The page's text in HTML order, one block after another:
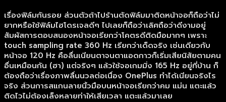
เรื่องฟิล์มกันรอย ส่วนตัวถ้าไปร้านตัดฟิล์มมาติดหน้าจอก็ถือว่าไม่
ยากหรือใช้ฟิล์มไฮโดรเจลดีๆ ไปเลยก็ถือว่าเลิศถือว่าดีงามอยู่
สัมผัสการตอบสนองหน้าจอเรียกว่าโคตรดีติดมือมากๆ เพราะ
touch sampling rate 360 Hz เรียกว่าเด็ดจริง เช่นเดียวกับ
หน้าจอ 120 Hz คือลื่นเนียนตาจนตาแอดกาวก็เริ่มเสียนิสัยตามคน
อื่นเหมือนกัน (ฮา) แต่จริงๆ แล้วใช้จอเกมมิ่ง 165 Hz อยู่ที่บ้าน ก็
ต้องถือว่าเรื่องภาพลื่นนวลต่อเนื่อง OnePlus ทำได้เนียนจริงไร
จริง ส่วนการสแกนลายนิ้วมือบนหน้าจอเรียกว่าคม แม่น แตะแล้ว
ติดไวไม่ต้องเล็งหลายท่าให้เสียเวลา แตะแล้วมาเลย